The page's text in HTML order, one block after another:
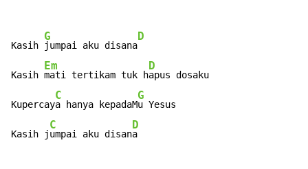
Kasih
G
jumpai aku disana
D
Kasih
Em
mati tertikam tuk h
D
apus dosaku
Kupercay
C
a hanya kepadaM
G
u Yesus
Kasih j
C
umpai aku disan
D
a